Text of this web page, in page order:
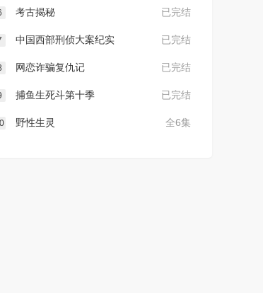
已完结
考古揭秘
已完结
中国西部刑侦大案纪实
已完结
网恋诈骗复仇记
已完结
捕鱼生死斗第十季
全6集
野性生灵